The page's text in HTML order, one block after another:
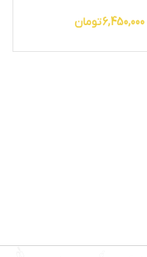
6,450,000تومان